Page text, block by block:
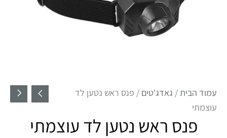
עמוד הבית/ גאדג'טים / פנס ראש נטען לד
עוצמתי
פנס ראש נטען לד עוצמתי